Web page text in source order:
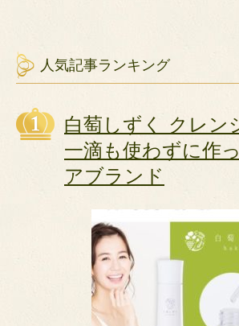
人気記事ランキング
白萄しずく クレン
一滴も使わずに作
アブランド